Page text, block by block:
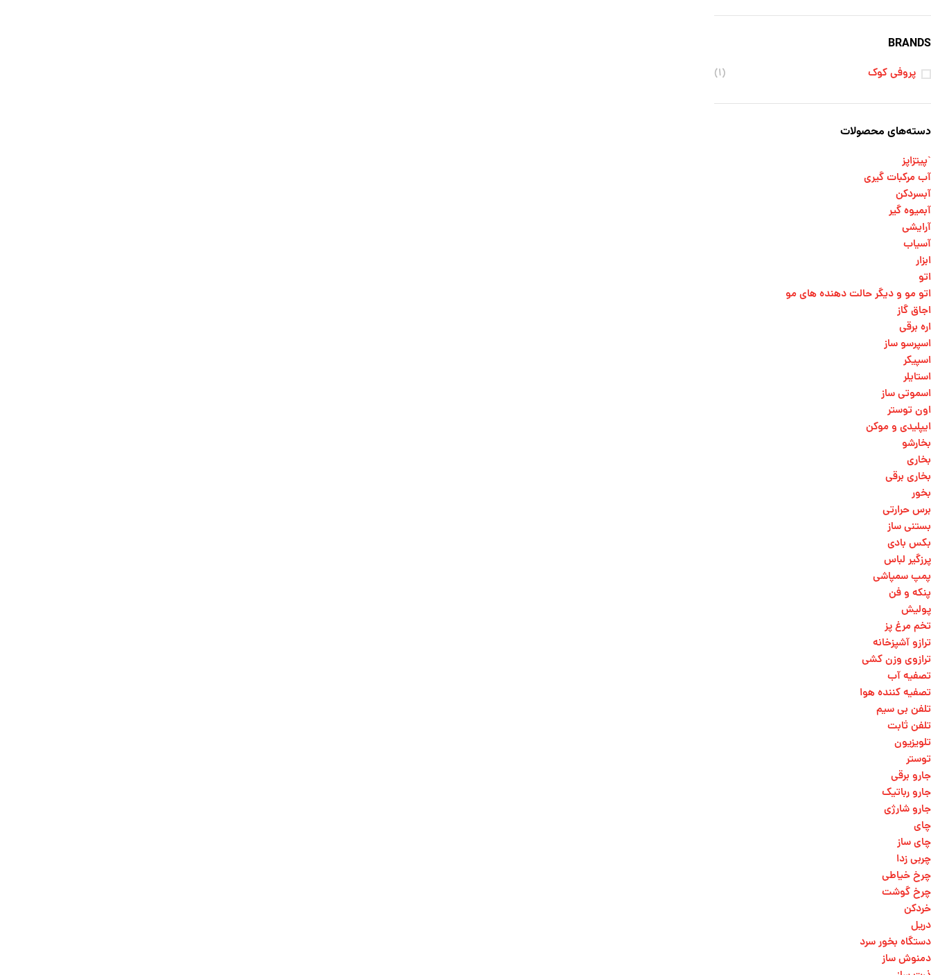
BRANDS
پروفی کوک (۱)
دسته‌های محصولات
`پیتزاپز
آب مرکبات گیری
آبسردکن
آبمیوه گیر
آرایشی
آسیاب
ابزار
اتو
اتو مو و دیگر حالت دهنده های مو​
اجاق گاز
اره برقی
اسپرسو ساز
اسپیکر
استایلر
اسموتی ساز
اون توستر
ایپلیدی و موکن
بخارشو
بخاری
بخاری برقی
بخور
برس حرارتی
بستنی ساز
بکس بادی
پرزگیر لباس
پمپ سمپاشی
پنکه و فن
پولیش
تخم مرغ پز
ترازو آشپزخانه
ترازوی وزن کشی​
تصفیه آب
تصفیه کننده هوا
تلفن بی سیم
تلفن ثابت
تلویزیون
توستر
جارو برقی
جارو رباتیک
جارو شارژی
چای
چای ساز
چربی زدا
چرخ خیاطی
چرخ گوشت
خردکن
دریل
دستگاه بخور سرد
دمنوش ساز